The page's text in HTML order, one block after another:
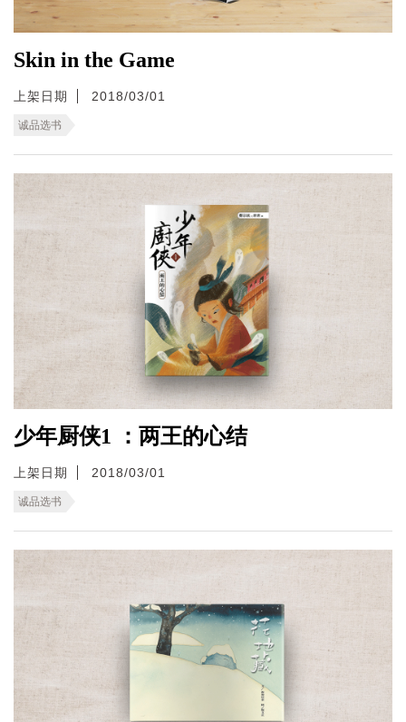
Skin in the Game
上架日期 2018/03/01
诚品选书
少年厨侠1 ：两王的心结
上架日期 2018/03/01
诚品选书